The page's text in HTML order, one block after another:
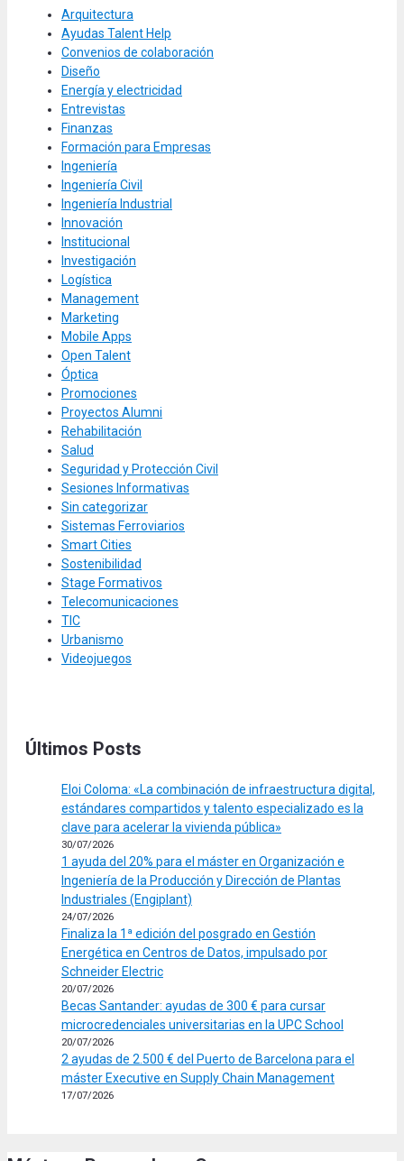
Arquitectura
Ayudas Talent Help
Convenios de colaboración
Diseño
Energía y electricidad
Entrevistas
Finanzas
Formación para Empresas
Ingeniería
Ingeniería Civil
Ingeniería Industrial
Innovación
Institucional
Investigación
Logística
Management
Marketing
Mobile Apps
Open Talent
Óptica
Promociones
Proyectos Alumni
Rehabilitación
Salud
Seguridad y Protección Civil
Sesiones Informativas
Sin categorizar
Sistemas Ferroviarios
Smart Cities
Sostenibilidad
Stage Formativos
Telecomunicaciones
TIC
Urbanismo
Videojuegos
Últimos Posts
Eloi Coloma: «La combinación de infraestructura digital,
estándares compartidos y talento especializado es la
clave para acelerar la vivienda pública»
30/07/2026
1 ayuda del 20% para el máster en Organización e
Ingeniería de la Producción y Dirección de Plantas
Industriales (Engiplant)
24/07/2026
Finaliza la 1ª edición del posgrado en Gestión
Energética en Centros de Datos, impulsado por
Schneider Electric
20/07/2026
Becas Santander: ayudas de 300 € para cursar
microcredenciales universitarias en la UPC School
20/07/2026
2 ayudas de 2.500 € del Puerto de Barcelona para el
máster Executive en Supply Chain Management
17/07/2026